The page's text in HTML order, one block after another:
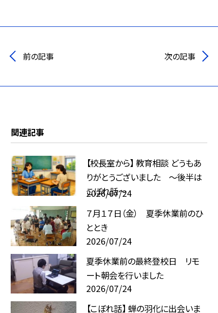
前の記事 次の記事
関連記事
【校長室から】 教育相談 どうもあ
りがとうございました ～後半は
こぼれ話～
2026/07/24
７月１７日（金） 夏季休業前のひ
ととき
2026/07/24
夏季休業前の最終登校日 リモ
ート朝会を行いました
2026/07/24
【こぼれ話】 蝉の羽化に出会いま